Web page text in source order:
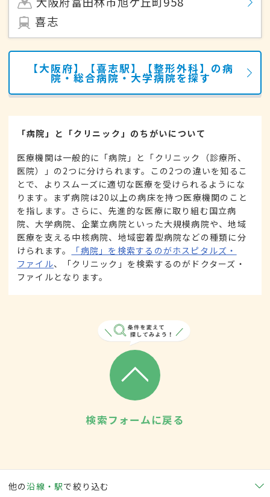
喜志
【大阪府】【喜志駅】【整形外科】の病
院・総合病院・大学病院を探す
「病院」と「クリニック」のちがいについて
医療機関は一般的に「病院」と「クリニック（診療所、
医院）」の2つに分けられます。この2つの違いを知るこ
とで、よりスムーズに適切な医療を受けられるようにな
ります。まず病院は20以上の病床を持つ医療機関のこと
を指します。さらに、先進的な医療に取り組む国立病
院、大学病院、企業立病院といった大規模病院や、地域
医療を支える中核病院、地域密着型病院などの種類に分
けられます。
「病院」を検索するのがホスピタルズ・
ファイル、「クリニック」を検索するのがドクターズ・
ファイルとなります。
検索フォームに戻る
他の沿線・駅で絞り込む